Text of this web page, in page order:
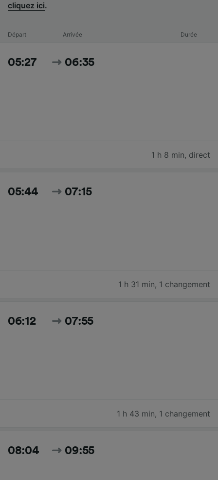
cliquez ici.
Départ Arrivée Durée
05:27 06:35
1 h 8 min, direct
05:44 07:15
1 h 31 min, 1 changement
06:12 07:55
1 h 43 min, 1 changement
08:04 09:55